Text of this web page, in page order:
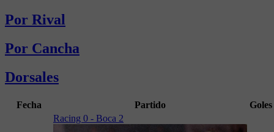
Por Rival
Por Cancha
Dorsales
Fecha Partido Goles
Racing 0 - Boca 2